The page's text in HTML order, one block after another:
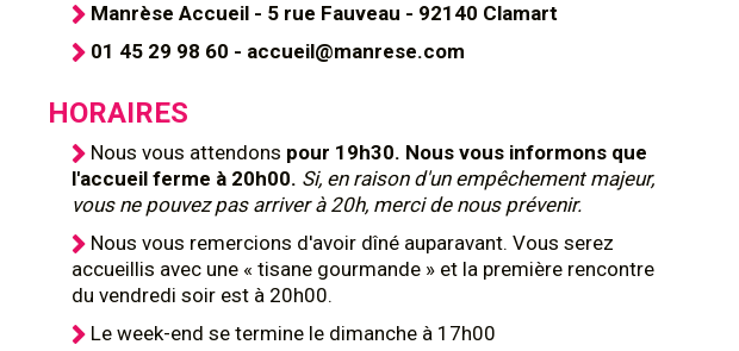
Manrèse Accueil - 5 rue Fauveau - 92140 Clamart
01 45 29 98 60 - accueil@manrese.com
HORAIRES
Nous vous attendons pour 19h30. Nous vous informons que
l'accueil ferme à 20h00. Si, en raison d'un empêchement majeur,
vous ne pouvez pas arriver à 20h, merci de nous prévenir.
Nous vous remercions d'avoir dîné auparavant. Vous serez
accueillis avec une « tisane gourmande » et la première rencontre
du vendredi soir est à 20h00.
Le week-end se termine le dimanche à 17h00